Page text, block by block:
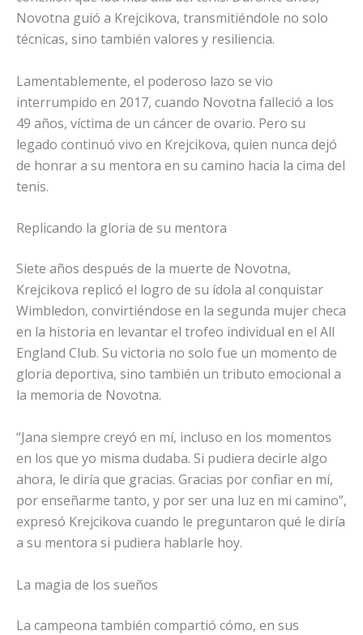
Novotna guió a Krejcikova, transmitiéndole no solo
técnicas, sino también valores y resiliencia.
Lamentablemente, el poderoso lazo se vio
interrumpido en 2017, cuando Novotna falleció a los
49 años, víctima de un cáncer de ovario. Pero su
legado continuó vivo en Krejcikova, quien nunca dejó
de honrar a su mentora en su camino hacia la cima del
tenis.
Replicando la gloria de su mentora
Siete años después de la muerte de Novotna,
Krejcikova replicó el logro de su ídola al conquistar
Wimbledon, convirtiéndose en la segunda mujer checa
en la historia en levantar el trofeo individual en el All
England Club. Su victoria no solo fue un momento de
gloria deportiva, sino también un tributo emocional a
la memoria de Novotna.
“Jana siempre creyó en mí, incluso en los momentos
en los que yo misma dudaba. Si pudiera decirle algo
ahora, le diría que gracias. Gracias por confiar en mí,
por enseñarme tanto, y por ser una luz en mi camino”,
expresó Krejcikova cuando le preguntaron qué le diría
a su mentora si pudiera hablarle hoy.
La magia de los sueños
La campeona también compartió cómo, en sus